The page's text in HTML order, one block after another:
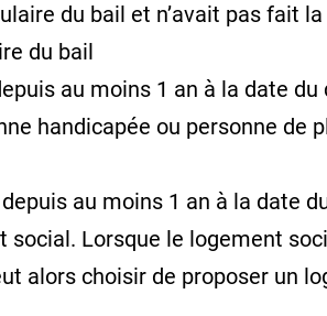
du bail et n’avait pas fait
du bail
au moins 1 an à la date du
handicapée ou personne de
au moins 1 an à la date
Lorsque le logement
alors choisir de proposer un